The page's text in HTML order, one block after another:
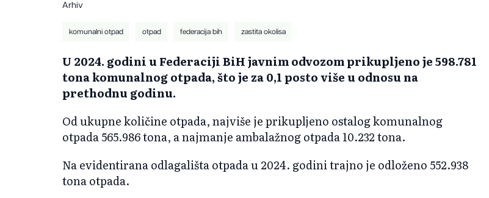
Arhiv
komunalni otpad otpad federacija bih zastita okolisa
U 2024. godini u Federaciji BiH javnim odvozom prikupljeno je 598.781
tona komunalnog otpada, što je za 0,1 posto više u odnosu na
prethodnu godinu.
Od ukupne količine otpada, najviše je prikupljeno ostalog komunalnog
otpada 565.986 tona, a najmanje ambalažnog otpada 10.232 tona.
Na evidentirana odlagališta otpada u 2024. godini trajno je odloženo 552.938
tona otpada.